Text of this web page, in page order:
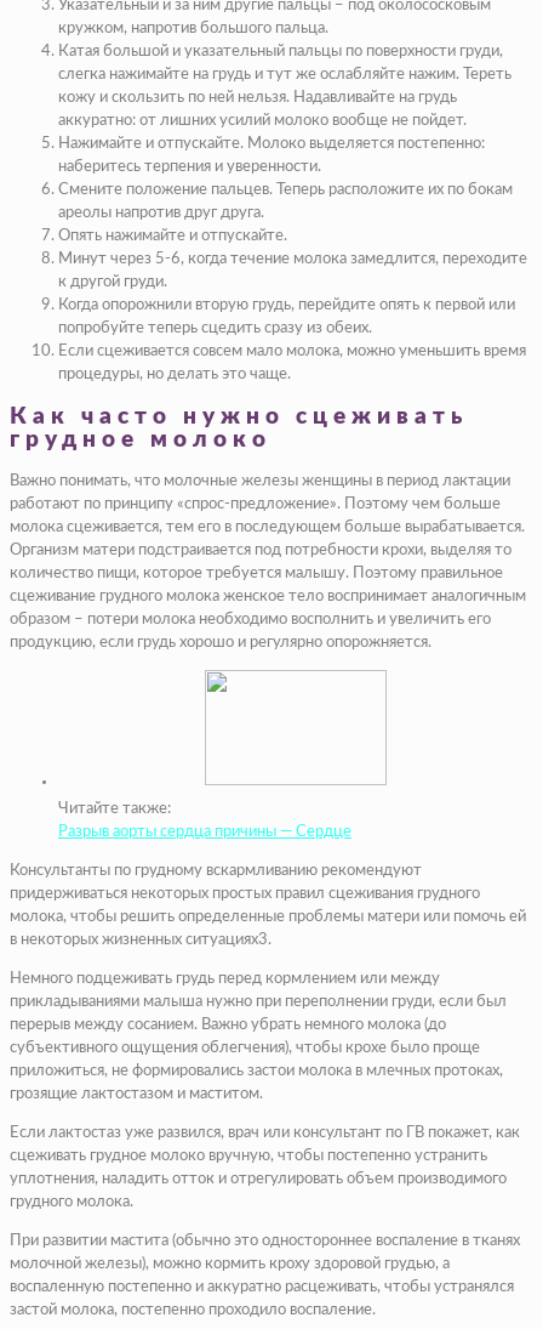
Указательный и за ним другие пальцы – под околососковым
кружком, напротив большого пальца.
Катая большой и указательный пальцы по поверхности груди,
слегка нажимайте на грудь и тут же ослабляйте нажим. Тереть
кожу и скользить по ней нельзя. Надавливайте на грудь
аккуратно: от лишних усилий молоко вообще не пойдет.
Нажимайте и отпускайте. Молоко выделяется постепенно:
наберитесь терпения и уверенности.
Смените положение пальцев. Теперь расположите их по бокам
ареолы напротив друг друга.
Опять нажимайте и отпускайте.
Минут через 5-6, когда течение молока замедлится, переходите
к другой груди.
Когда опорожнили вторую грудь, перейдите опять к первой или
попробуйте теперь сцедить сразу из обеих.
Если сцеживается совсем мало молока, можно уменьшить время
процедуры, но делать это чаще.
Как часто нужно сцеживать
грудное молоко
Важно понимать, что молочные железы женщины в период лактации
работают по принципу «спрос-предложение». Поэтому чем больше
молока сцеживается, тем его в последующем больше вырабатывается.
Организм матери подстраивается под потребности крохи, выделяя то
количество пищи, которое требуется малышу. Поэтому правильное
сцеживание грудного молока женское тело воспринимает аналогичным
образом – потери молока необходимо восполнить и увеличить его
продукцию, если грудь хорошо и регулярно опорожняется.
Читайте также:
Разрыв аорты сердца причины — Сердце
Консультанты по грудному вскармливанию рекомендуют
придерживаться некоторых простых правил сцеживания грудного
молока, чтобы решить определенные проблемы матери или помочь ей
в некоторых жизненных ситуациях3.
Немного подцеживать грудь перед кормлением или между
прикладываниями малыша нужно при переполнении груди, если был
перерыв между сосанием. Важно убрать немного молока (до
субъективного ощущения облегчения), чтобы крохе было проще
приложиться, не формировались застои молока в млечных протоках,
грозящие лактостазом и маститом.
Если лактостаз уже развился, врач или консультант по ГВ покажет, как
сцеживать грудное молоко вручную, чтобы постепенно устранить
уплотнения, наладить отток и отрегулировать объем производимого
грудного молока.
При развитии мастита (обычно это одностороннее воспаление в тканях
молочной железы), можно кормить кроху здоровой грудью, а
воспаленную постепенно и аккуратно расцеживать, чтобы устранялся
застой молока, постепенно проходило воспаление.